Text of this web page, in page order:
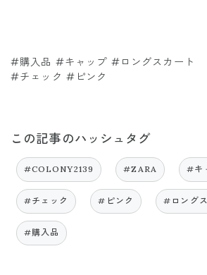
#購入品 #キャップ #ロングスカート
#チェック #ピンク
この記事のハッシュタグ
#COLONY2139 #ZARA #キ
#チェック #ピンク #ロング
#購入品